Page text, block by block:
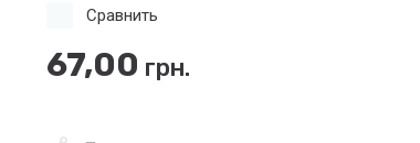
67,00 грн.
Сравнить